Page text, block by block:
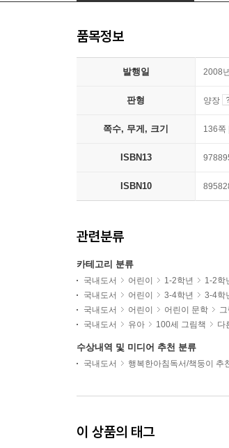
품목정보
발행일 2008
판형 양장
쪽수, 무게, 크기 136쪽
ISBN13
ISBN10
관련분류
카테고리 분류
국내도서 어린이 1-2학년 1-2학
국내도서
어린이 3-4학년 3-4학
국내도서
어린이 어린이 문학
국내도서
유아 100세 그림책 다
수상내역 및 미디어 추천 분류
국내도서 행복한아침독서/책둥이 추
이 상품의 태그